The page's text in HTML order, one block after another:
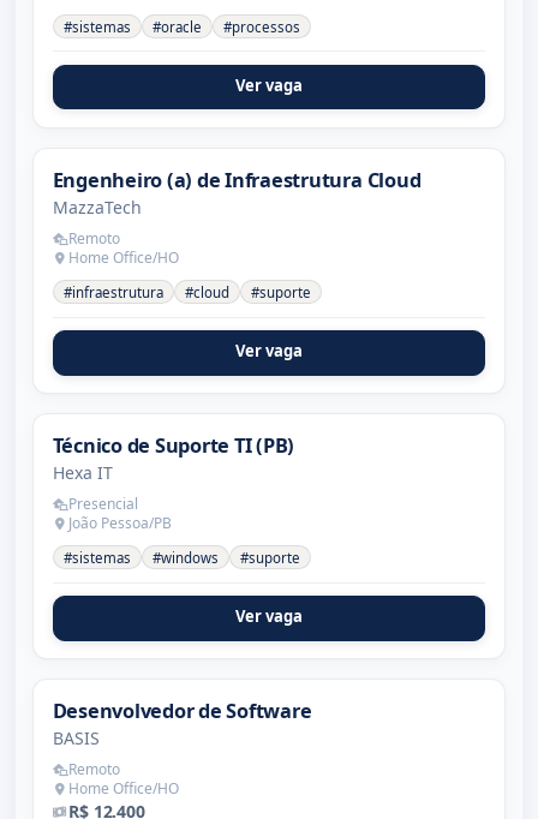
#sistemas #oracle #processos
Ver vaga
Engenheiro (a) de Infraestrutura Cloud
MazzaTech
Remoto
Home Office/HO
#infraestrutura #cloud #suporte
Ver vaga
Técnico de Suporte TI (PB)
Hexa IT
Presencial
João Pessoa/PB
#sistemas #windows #suporte
Ver vaga
Desenvolvedor de Software
BASIS
Remoto
Home Office/HO
R$ 12.400